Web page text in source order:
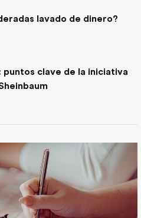
lavado de dinero?
clave de la iniciativa